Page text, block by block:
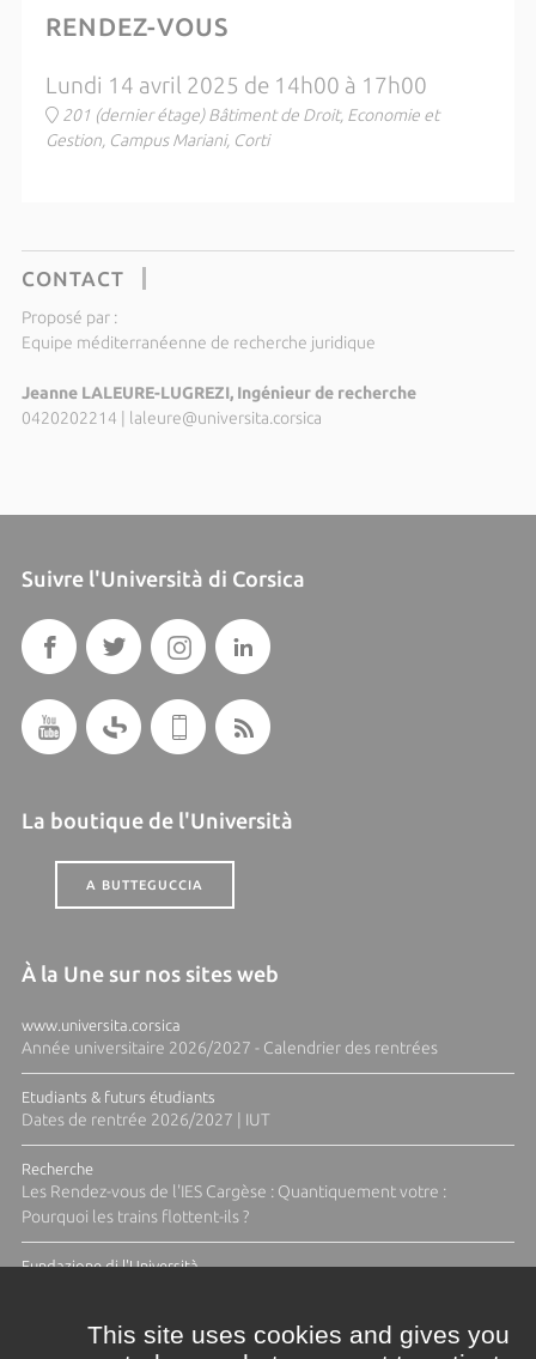
RENDEZ-VOUS
Lundi 14 avril 2025 de 14h00 à 17h00
201 (dernier étage) Bâtiment de Droit, Economie et
Gestion, Campus Mariani, Corti
CONTACT
Proposé par :
Equipe méditerranéenne de recherche juridique
Jeanne LALEURE-LUGREZI, Ingénieur de recherche
0420202214 | laleure@universita.corsica
Suivre l'Università di Corsica
La boutique de l'Università
A BUTTEGUCCIA
À la Une sur nos sites web
www.universita.corsica
Année universitaire 2026/2027 - Calendrier des rentrées
Etudiants & futurs étudiants
Dates de rentrée 2026/2027 | IUT
Recherche
Les Rendez-vous de l'IES Cargèse : Quantiquement votre :
Pourquoi les trains flottent-ils ?
Fundazione di l'Università
This site uses cookies and gives you